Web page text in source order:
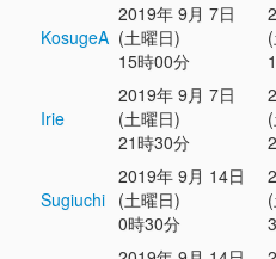
KosugeA
2019年 9月 7日
(土曜日)
15時00分
Irie
2019年 9月 7日
(土曜日)
21時30分
Sugiuchi
2019年 9月 14日
(土曜日)
0時30分